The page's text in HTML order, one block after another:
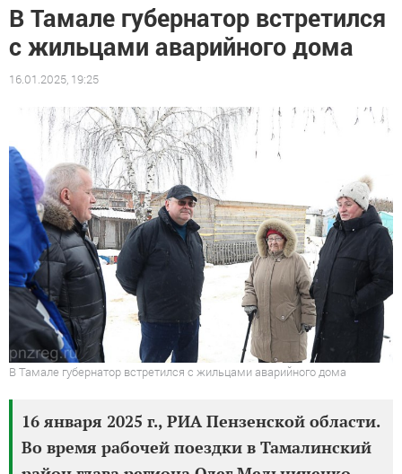
В Тамале губернатор встретился
с жильцами аварийного дома
16.01.2025, 19:25
В Тамале губернатор встретился с жильцами аварийного дома
16 января 2025 г., РИА Пензенской области.
Во время рабочей поездки в Тамалинский